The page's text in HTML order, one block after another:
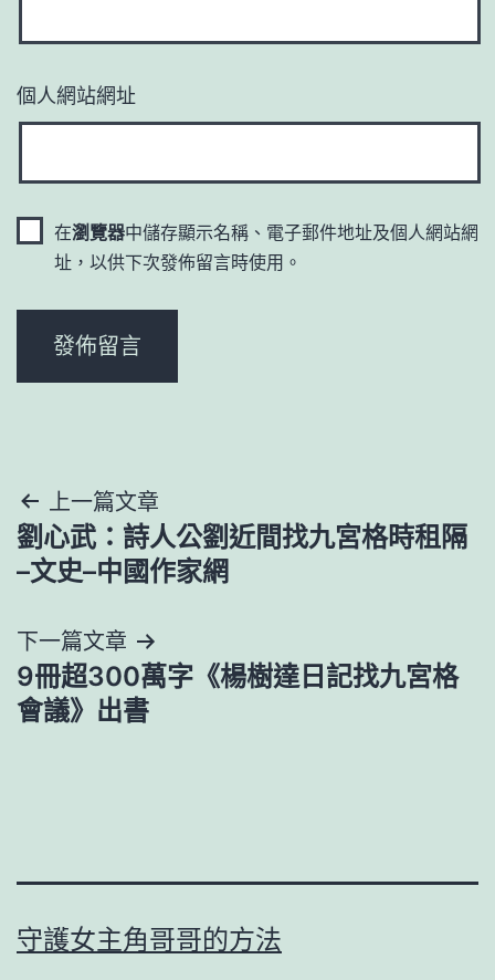
個人網站網址
在瀏覽器中儲存顯示名稱、電子郵件地址及個人網站網
址，以供下次發佈留言時使用。
文
章
覽
上一篇文章
劉心武：詩人公劉近間找九宮格時租隔
–文史–中國作家網
下一篇文章
9冊超300萬字《楊樹達日記找九宮格
會議》出書
守護女主角哥哥的方法